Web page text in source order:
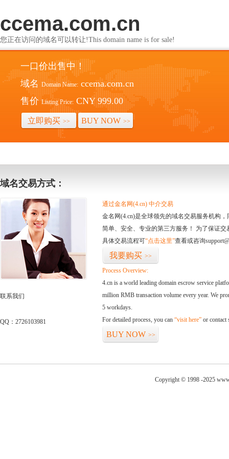
ccema.com.cn
您正在访问的域名可以转让!This domain name is for sale!
一口价出售中！
域名 Domain Name: ccema.com.cn
售价 Listing Price: CNY 999.00
立即购买 >> BUY NOW >>
域名交易方式：
联系我们
QQ：2726103981
通过金名网(4.cn) 中介交易
金名网(4.cn)是全球领先的域名交易服务机构
简单、安全、专业的第三方服务！ 为了保证
具体交易流程可“点击这里”查看或咨询
我要购买 >>
Process Overview:
4.cn is a world leading domain escrow service
million RMB transaction volume every year. We
5 workdays.
For detailed process, you can “visit here” or contact
BUY NOW >>
Copyright © 1998 -2025